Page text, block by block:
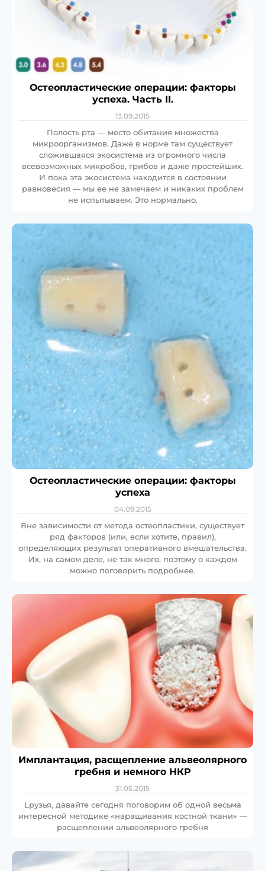
Остеопластические операции: факторы
успеха. Часть II.
13.09.2015
Полость рта — место обитания множества
микроорганизмов. Даже в норме там существует
сложившаяся экосистема из огромного числа
всевозможных микробов, грибов и даже простейших.
И пока эта экосистема находится в состоянии
равновесия — мы ее не замечаем и никаких проблем
не испытываем. Это нормально.
Остеопластические операции: факторы
успеха
04.09.2015
Вне зависимости от метода остеопластики, существует
ряд факторов (или, если хотите, правил),
определяющих результат оперативного вмешательства.
Их, на самом деле, не так много, поэтому о каждом
можно поговорить подробнее.
Имплантация, расщепление альвеолярного
гребня и немного НКР
31.05.2015
Lрузья, давайте сегодня поговорим об одной весьма
интересной методике «наращивания костной ткани» —
расщеплении альвеолярного гребня